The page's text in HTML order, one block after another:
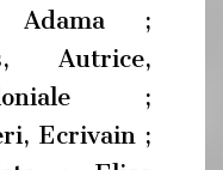
Adama ;
Autrice,
;
Ecrivain ;